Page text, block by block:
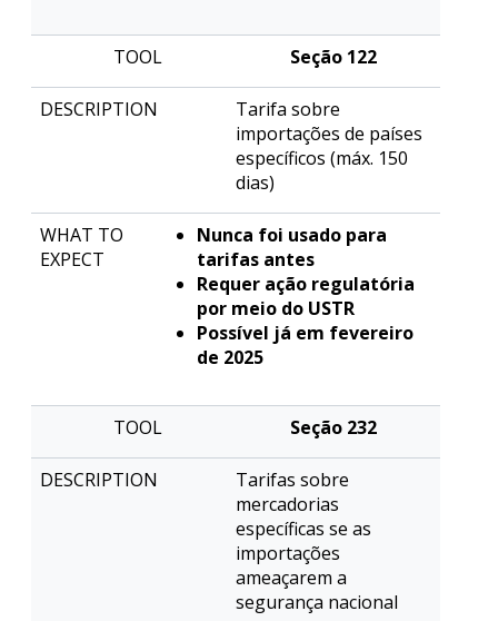
Seção 122
Tarifa sobre
importações de países
específicos (máx. 150
dias)
Nunca foi usado para
tarifas antes
Requer ação regulatória
por meio do USTR
Possível já em fevereiro
de 2025
Seção 232
Tarifas sobre
mercadorias
específicas se as
importações
ameaçarem a
segurança nacional